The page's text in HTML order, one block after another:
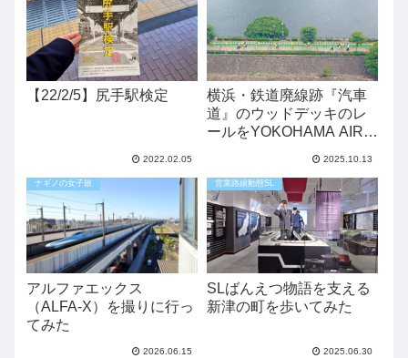
【22/2/5】尻手駅検定
2022.02.05
横浜・鉄道廃線跡『汽車
道』のウッドデッキのレ
ールをYOKOHAMA AIR
ャビン）から見てみた
2025.10.13
ナギノの女子旅
アルファエックス
（ALFA-X）を撮りに行っ
てみた
2026.06.15
営業路線動態SL
SLばんえつ物語を支える
新津の町を歩いてみた
2025.06.30